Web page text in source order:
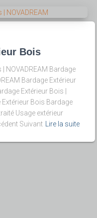
Bois
NOVADREAM Bardage
Bardage Extérieur
Extérieur Bois |
Extérieur Bois Bardage
Usage extérieur
Suivant Lire la suite